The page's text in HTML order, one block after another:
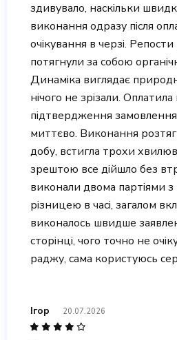
здивувало, наскільки
виконання одразу після
очікування в черзі. Репости
потягнули за собою
Динаміка виглядає
нічого не зрізали.
підтвердження
миттєво. Виконання
добу, встигла трохи
зрештою все дійшло без
виконали двома партіями
різницею в часі, загалом
виконалось швидше
сторінці, чого точно не
раджу, сама користуюсь
Ігор 20.07.2026